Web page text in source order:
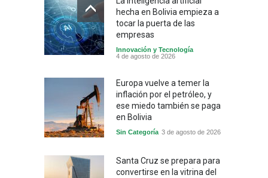
hecha en Bolivia empieza a
tocar la puerta de las
empresas
Innovación y Tecnología
4 de agosto de 2026
Europa vuelve a temer la
inflación por el petróleo, y
ese miedo también se paga
en Bolivia
Sin Categoría 3 de agosto de 2026
Santa Cruz se prepara para
convertirse en la vitrina del